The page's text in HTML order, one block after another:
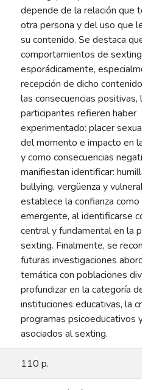
depende de la relación que
otra persona y del uso que le
su contenido. Se destaca que
comportamientos de sexting
esporádicamente,
recepción de dicho contenido.
las consecuencias positivas,
participantes refieren haber
experimentado: placer sexual,
del momento e impacto en la
y como consecuencias
manifiestan identificar:
bullying, vergüenza y
establece la confianza como
emergente, al identificarse
central y fundamental en la
sexting. Finalmente, se
futuras investigaciones
temática con poblaciones
profundizar en la categoría de
instituciones educativas, la
programas psicoeducativos y
asociados al sexting.
110 p.